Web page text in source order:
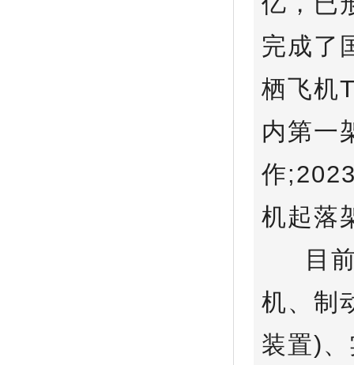
完成了
栖飞机
内第一
作
机起落
目前
机、制
装置)